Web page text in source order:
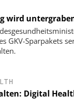
wird
GKV-Sparpakets
Digital